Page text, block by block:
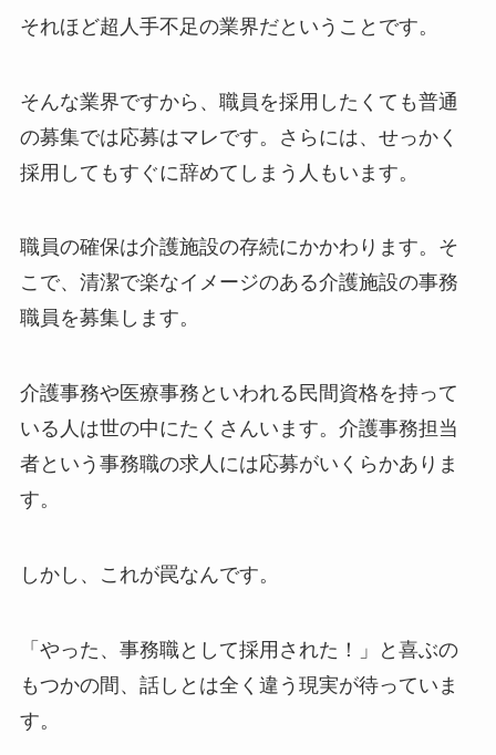
それほど超人手不足の業界だということです。
そんな業界ですから、職員を採用したくても普通
の募集では応募はマレです。さらには、せっかく
採用してもすぐに辞めてしまう人もいます。
職員の確保は介護施設の存続にかかわります。そ
こで、清潔で楽なイメージのある介護施設の事務
職員を募集します。
介護事務や医療事務といわれる民間資格を持って
いる人は世の中にたくさんいます。介護事務担当
者という事務職の求人には応募がいくらかありま
す。
しかし、これが罠なんです。
「やった、事務職として採用された！」と喜ぶの
もつかの間、話しとは全く違う現実が待っていま
す。